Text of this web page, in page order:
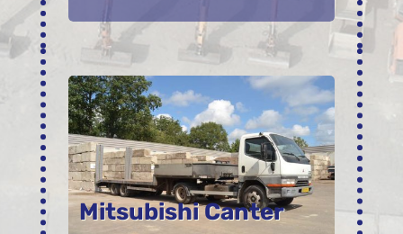
Mitsubishi Canter